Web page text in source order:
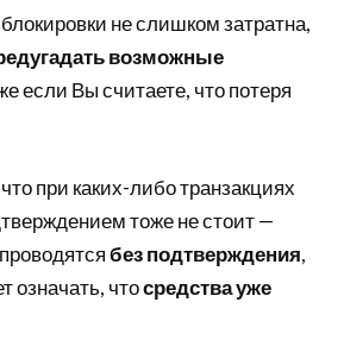
не слишком затратна,
возможные
если Вы считаете, что потеря
при каких-либо транзакциях
тоже не стоит —
без подтверждения,
означать, чтосредства уже